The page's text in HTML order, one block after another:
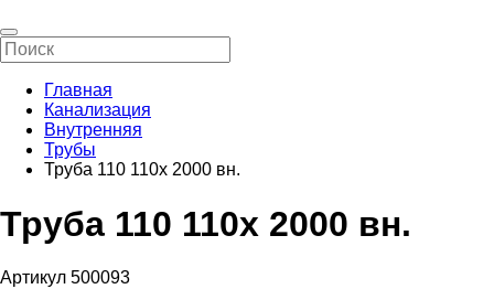
Главная
Канализация
Внутренняя
Трубы
Труба 110 110х 2000 вн.
Труба 110 110х 2000 вн.
Артикул 500093